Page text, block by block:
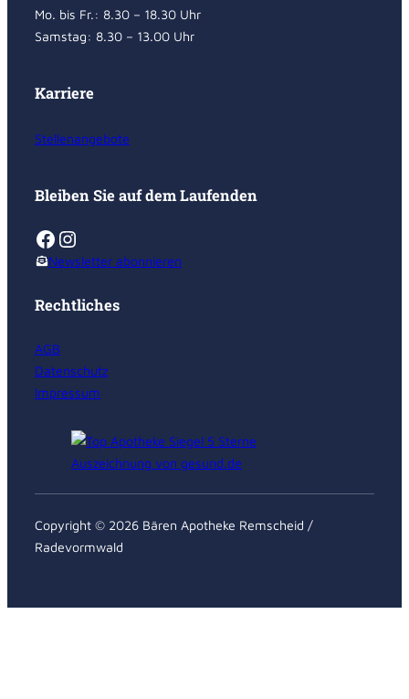
Mo. bis Fr.: 8.30 – 18.30 Uhr
Samstag: 8.30 – 13.00 Uhr
Karriere
Stellenangebote
Bleiben Sie auf dem Laufenden
Facebook
Instagram
Newsletter abonnieren
Rechtliches
AGB
Datenschutz
Impressum
Copyright © 2026 Bären Apotheke Remscheid /
Radevormwald